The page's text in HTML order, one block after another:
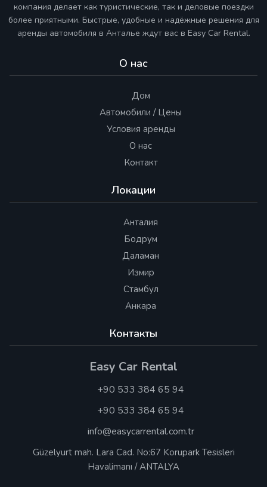
компания делает как туристические, так и деловые поездки
более приятными. Быстрые, удобные и надёжные решения для
аренды автомобиля в Анталье ждут вас в Easy Car Rental.
О нас
Дом
Автомобили / Цены
Условия аренды
О нас
Контакт
Локации
Анталия
Бодрум
Даламан
Измир
Стамбул
Анкара
Контакты
Easy Car Rental
+90 533 384 65 94
+90 533 384 65 94
info@easycarrental.com.tr
Güzelyurt mah. Lara Cad. No:67 Korupark Tesisleri
Havalimanı / ANTALYA